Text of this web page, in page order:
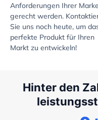
Anforderungen Ihrer Marke
gerecht werden.
Sie uns noch heute, um
perfekte Produkt für Ihren
Markt zu entwickeln!
Hinter den